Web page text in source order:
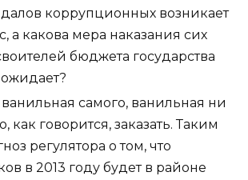
коррупционных возникает
а какова мера наказания сих
бюджета государства
самого, ванильная ни
как говорится, заказать. Таким
регулятора о том, что
в 2013 году будет в районе